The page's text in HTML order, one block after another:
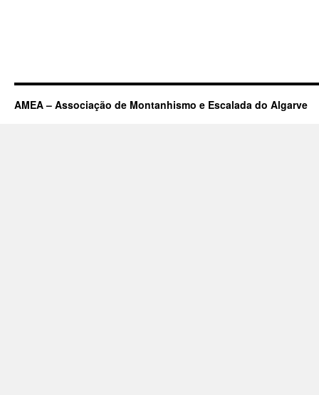
AMEA – Associação de Montanhismo e Escalada do Algarve